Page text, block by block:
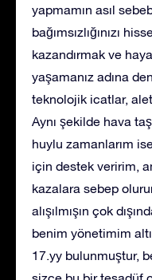
yapmamın asıl
bağımsızlığınızı
kazandırmak ve
yaşamanız adına
teknolojik icatlar,
Aynı şekilde hava
huylu zamanlarım
için destek veririm,
kazalara sebep
alışılmışın çok
benim yönetimim
17.yy bulunmuştur,